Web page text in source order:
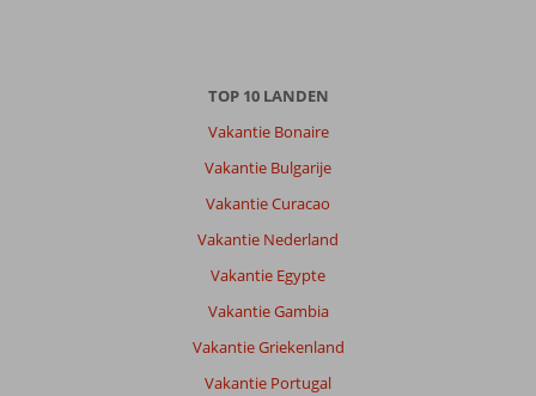
TOP 10 LANDEN
Vakantie Bonaire
Vakantie Bulgarije
Vakantie Curacao
Vakantie Nederland
Vakantie Egypte
Vakantie Gambia
Vakantie Griekenland
Vakantie Portugal